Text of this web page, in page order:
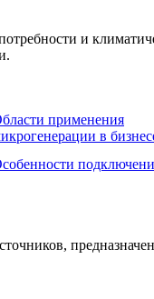
и
применения
в